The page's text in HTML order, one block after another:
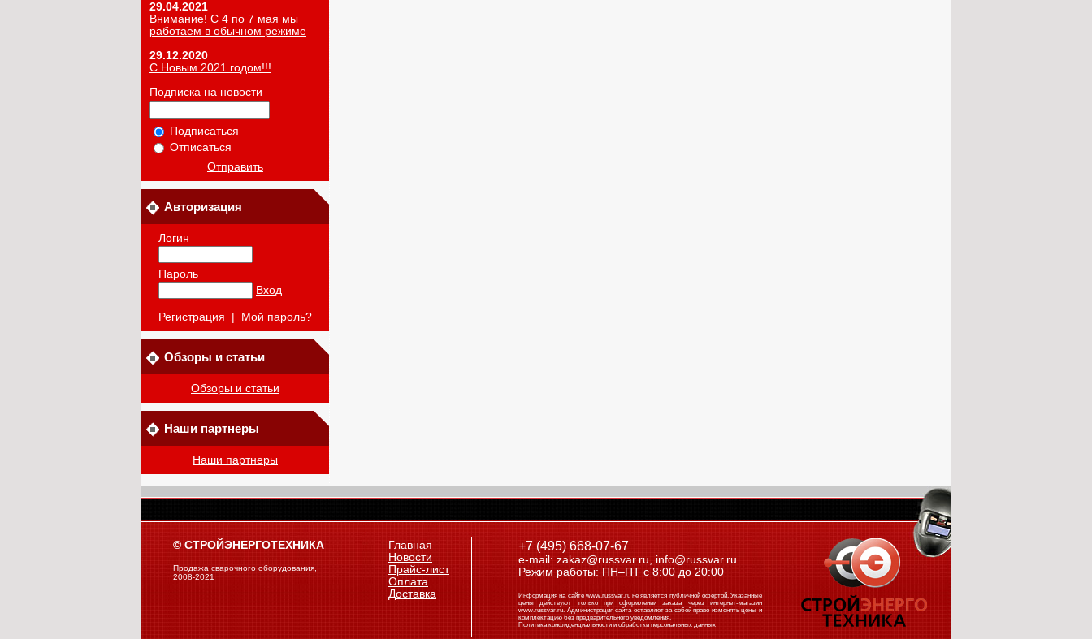
29.04.2021
Внимание! С 4 по 7 мая мы
работаем в обычном режиме
29.12.2020
С Новым 2021 годом!!!
Подписка на новости
Подписаться
Отписаться
Отправить
Авторизация
Логин
Пароль
Вход
Регистрация Мой пароль?
Обзоры и статьи
Обзоры и статьи
Наши партнеры
Наши партнеры
© СТРОЙЭНЕРГОТЕХНИКА
Продажа сварочного оборудования,
2008-2021
Главная
Новости
Прайс-лист
Оплата
Доставка
+7 (495) 668-07-67
e-mail: zakaz@russvar.ru, info@russvar.ru
Режим работы: ПН–ПТ с 8:00 до 20:00
Информация на сайте www.russvar.ru не является публичной офертой. Указанные
цены действуют только при оформлении заказа через интернет-магазин
www.russvar.ru. Администрация сайта оставляет за собой право изменять цены и
комплектацию без предварительного уведомления.
Политика конфиденциальности и обработки персональных данных